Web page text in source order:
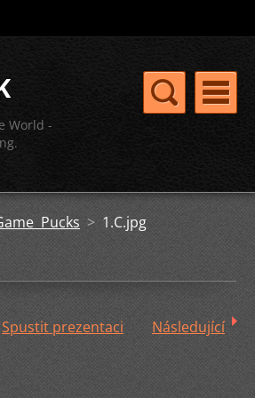
World -
Pucks > 1.C.jpg
Spustit prezentaci Následující